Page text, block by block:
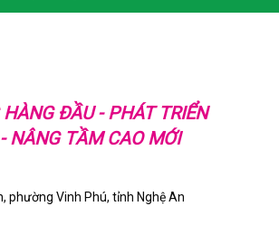
ĐẦU - PHÁT TRIỂN
NÂNG TẦM CAO MỚI
phường Vinh Phú, tỉnh Nghệ An